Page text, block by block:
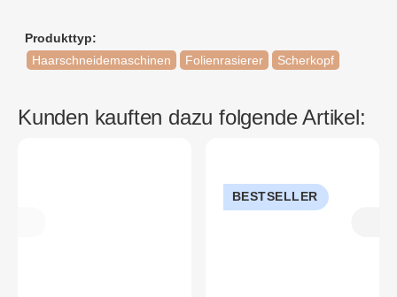
Produkttyp:
Haarschneidemaschinen Folienrasierer Scherkopf
Kunden kauften dazu folgende Artikel:
BESTSELLER